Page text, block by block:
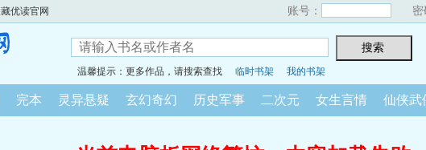
优读官网 账号： 密
温馨提示：更多作品，请搜索查找 临时书架 我的书架
完本 灵异悬疑 玄幻奇幻 历史军事 二次元 女生言情 仙侠武